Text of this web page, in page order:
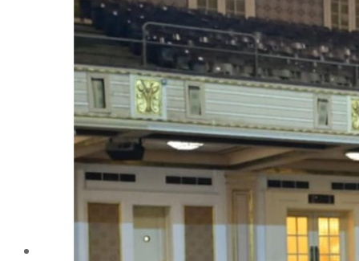
مستشارى لجان الإتحاد
تليفونات تهمك
الجوائز والمراكز خلال العام الجامعى 2019-2020
الأنشطة الطلابية
2016-2017
2017-2018
2019-2020
2020-2021
الخريجون
ملتقى الخريجين
خريجى الكلية
المستندات المطلوبة لاستخراج شهادات التخرج